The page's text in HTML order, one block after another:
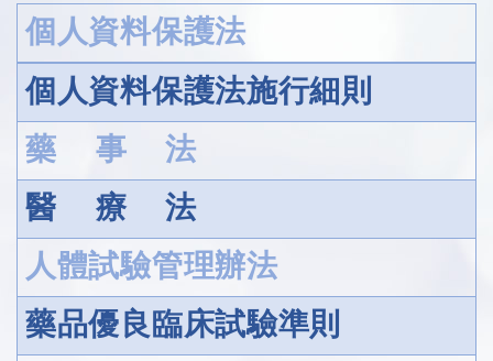
個人資料保護法
個人資料保護法施行細則
藥 事 法
醫 療 法
人體試驗管理辦法
藥品優良臨床試驗準則